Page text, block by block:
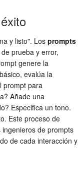
y listo". Los prompts
prueba y error,
genere la
evalúa la
prompt para
Añade una
Especifica un tono.
Este proceso de
de prompts
de cada interacción y